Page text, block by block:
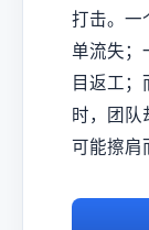
打击。一
单流失；
目返工
时，团队
可能擦肩